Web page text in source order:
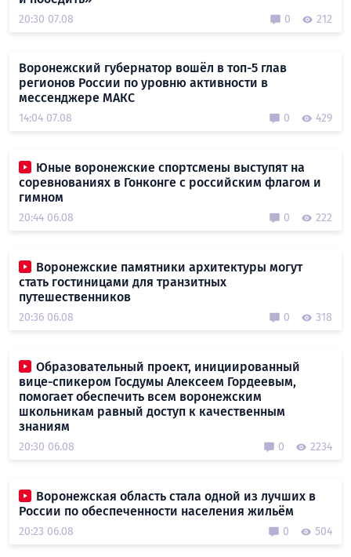
20:30 07.08 0 212
Воронежский губернатор вошёл в топ-5 глав
регионов России по уровню активности в
мессенджере МАКС
14:04 07.08 0 429
Юные воронежские спортсмены выступят на
соревнованиях в Гонконге с российским флагом и
гимном
20:44 06.08 0 222
Воронежские памятники архитектуры могут
стать гостиницами для транзитных
путешественников
20:36 06.08 0 318
Образовательный проект, инициированный
вице-спикером Госдумы Алексеем Гордеевым,
помогает обеспечить всем воронежским
школьникам равный доступ к качественным
знаниям
20:30 06.08 0 2234
Воронежская область стала одной из лучших в
России по обеспеченности населения жильём
20:23 06.08 0 504